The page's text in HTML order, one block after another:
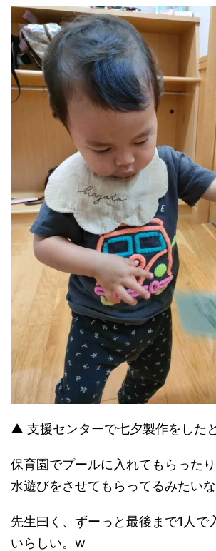
▲ 支援センターで七夕製作をした
保育園でプールに入れてもらったり
水遊びをさせてもらってるみたいな
先生曰く、ずーっと最後まで1人で
いらしい。w